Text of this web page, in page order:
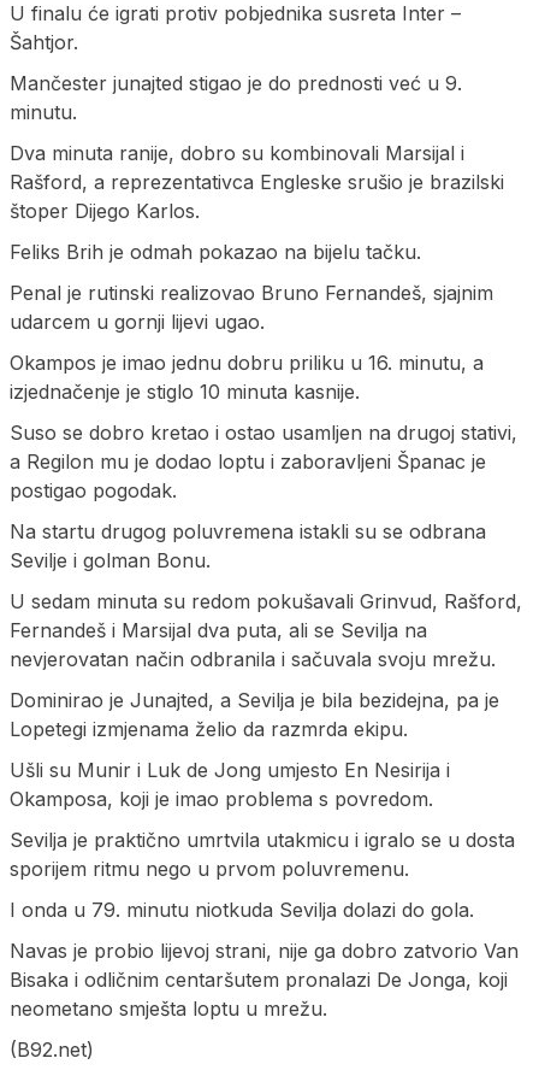
U finalu će igrati protiv pobjednika susreta Inter –
Šahtjor.
Mančester junajted stigao je do prednosti već u 9.
minutu.
Dva minuta ranije, dobro su kombinovali Marsijal i
Rašford, a reprezentativca Engleske srušio je brazilski
štoper Dijego Karlos.
Feliks Brih je odmah pokazao na bijelu tačku.
Penal je rutinski realizovao Bruno Fernandeš, sjajnim
udarcem u gornji lijevi ugao.
Okampos je imao jednu dobru priliku u 16. minutu, a
izjednačenje je stiglo 10 minuta kasnije.
Suso se dobro kretao i ostao usamljen na drugoj stativi,
a Regilon mu je dodao loptu i zaboravljeni Španac je
postigao pogodak.
Na startu drugog poluvremena istakli su se odbrana
Sevilje i golman Bonu.
U sedam minuta su redom pokušavali Grinvud, Rašford,
Fernandeš i Marsijal dva puta, ali se Sevilja na
nevjerovatan način odbranila i sačuvala svoju mrežu.
Dominirao je Junajted, a Sevilja je bila bezidejna, pa je
Lopetegi izmjenama želio da razmrda ekipu.
Ušli su Munir i Luk de Jong umjesto En Nesirija i
Okamposa, koji je imao problema s povredom.
Sevilja je praktično umrtvila utakmicu i igralo se u dosta
sporijem ritmu nego u prvom poluvremenu.
I onda u 79. minutu niotkuda Sevilja dolazi do gola.
Navas je probio lijevoj strani, nije ga dobro zatvorio Van
Bisaka i odličnim centaršutem pronalazi De Jonga, koji
neometano smješta loptu u mrežu.
(B92.net)